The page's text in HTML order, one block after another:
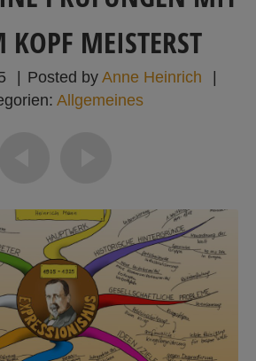
KOPF MEISTERST
| Posted by Anne Heinrich
|
Allgemeines